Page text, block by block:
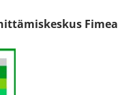
Fimea